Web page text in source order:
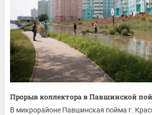
Прорыв коллектора в Павшинской
В микрорайоне Павшинская пойма г.